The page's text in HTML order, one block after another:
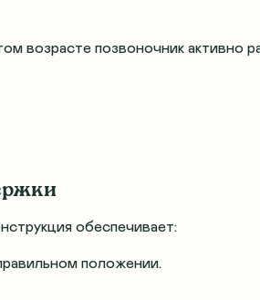
возрасте позвоночник активно
обеспечивает:
положении.